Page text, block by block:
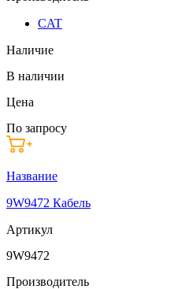
CAT
Наличие
В наличии
Цена
По запросу
Название
9W9472 Кабель
Артикул
9W9472
Производитель